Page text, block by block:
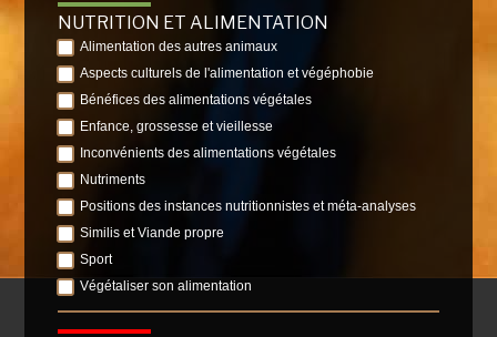
NUTRITION ET ALIMENTATION
Alimentation des autres animaux
Aspects culturels de l'alimentation et végéphobie
Bénéfices des alimentations végétales
Enfance, grossesse et vieillesse
Inconvénients des alimentations végétales
Nutriments
Positions des instances nutritionnistes et méta-analyses
Similis et Viande propre
Sport
Végétaliser son alimentation